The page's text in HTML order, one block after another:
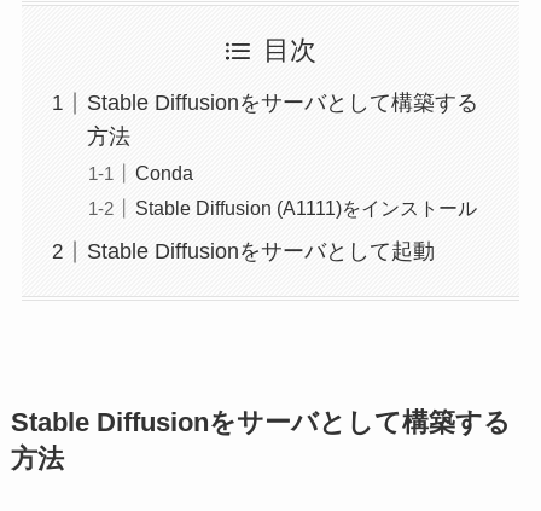
目次
Stable Diffusionをサーバとして構築する
方法
Conda
Stable Diffusion (A1111)をインストール
Stable Diffusionをサーバとして起動
Stable Diffusionをサーバとして構築する
方法